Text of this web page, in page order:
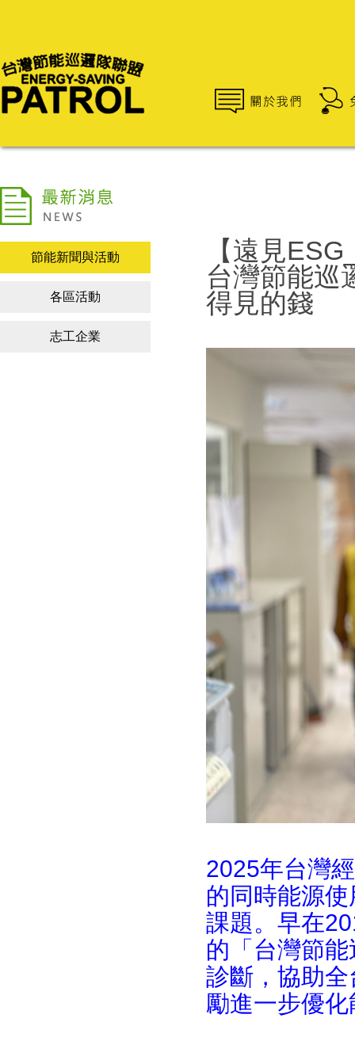
節能新聞與活動
各區活動
志工企業
【遠見
台灣節能巡
得見的錢
2025年台灣
的同時能源
課題。早在
的「台灣節
診斷，協助
勵進一步優